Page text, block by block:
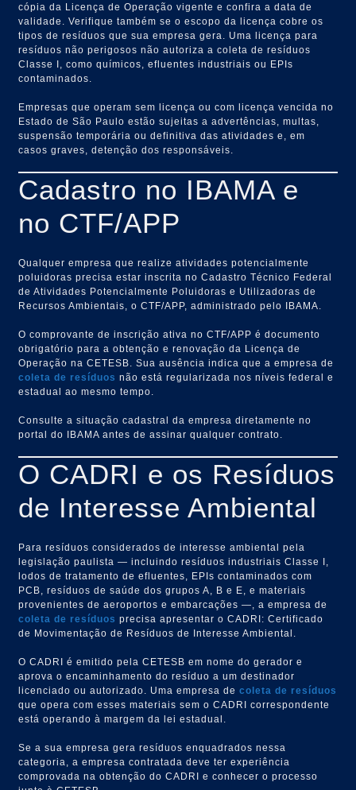
cópia da Licença de Operação vigente e confira a data de
validade. Verifique também se o escopo da licença cobre os
tipos de resíduos que sua empresa gera. Uma licença para
resíduos não perigosos não autoriza a coleta de resíduos
Classe I, como químicos, efluentes industriais ou EPIs
contaminados.
Empresas que operam sem licença ou com licença vencida no
Estado de São Paulo estão sujeitas a advertências, multas,
suspensão temporária ou definitiva das atividades e, em
casos graves, detenção dos responsáveis.
Cadastro no IBAMA e
no CTF/APP
Qualquer empresa que realize atividades potencialmente
poluidoras precisa estar inscrita no Cadastro Técnico Federal
de Atividades Potencialmente Poluidoras e Utilizadoras de
Recursos Ambientais, o CTF/APP, administrado pelo IBAMA.
O comprovante de inscrição ativa no CTF/APP é documento
obrigatório para a obtenção e renovação da Licença de
Operação na CETESB. Sua ausência indica que a empresa de
coleta de resíduos não está regularizada nos níveis federal e
estadual ao mesmo tempo.
Consulte a situação cadastral da empresa diretamente no
portal do IBAMA antes de assinar qualquer contrato.
O CADRI e os Resíduos
de Interesse Ambiental
Para resíduos considerados de interesse ambiental pela
legislação paulista — incluindo resíduos industriais Classe I,
lodos de tratamento de efluentes, EPIs contaminados com
PCB, resíduos de saúde dos grupos A, B e E, e materiais
provenientes de aeroportos e embarcações —, a empresa de
coleta de resíduos precisa apresentar o CADRI: Certificado
de Movimentação de Resíduos de Interesse Ambiental.
O CADRI é emitido pela CETESB em nome do gerador e
aprova o encaminhamento do resíduo a um destinador
licenciado ou autorizado. Uma empresa decoleta de resíduos
que opera com esses materiais sem o CADRI correspondente
está operando à margem da lei estadual.
Se a sua empresa gera resíduos enquadrados nessa
categoria, a empresa contratada deve ter experiência
comprovada na obtenção do CADRI e conhecer o processo